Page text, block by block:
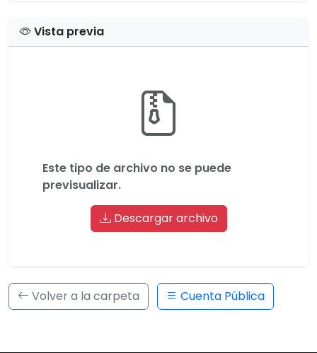
Vista previa
Este tipo de archivo no se puede
previsualizar.
Descargar archivo
Volver a la carpeta Cuenta Pública